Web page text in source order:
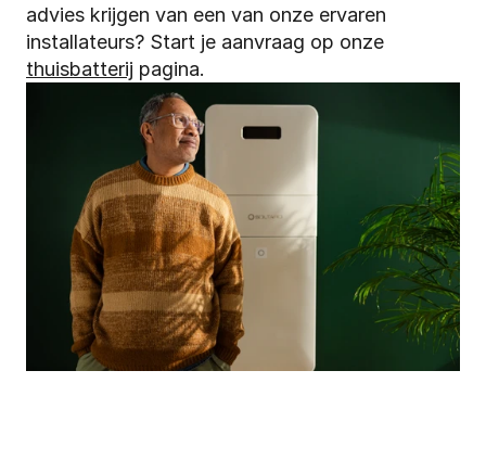
advies krijgen van een van onze ervaren
thuisbatterij pagina.